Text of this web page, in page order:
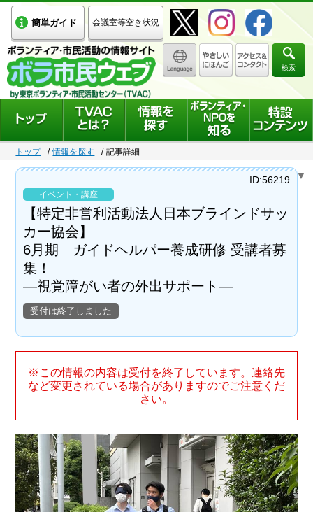
簡単ガイド 会議室等空き状況
検索
トップ 情報を探す 記事詳細
Select Language ▼
イベント・講座
【特定非営利活動法人日本ブラインドサッ
カー協会】
6月期 ガイドヘルパー養成研修 受講者募
集！
―視覚障がい者の外出サポート―
受付は終了しました
ID:56219
※この情報の内容は受付を終了しています。連絡先
など変更されている場合がありますのでご注意くだ
さい。